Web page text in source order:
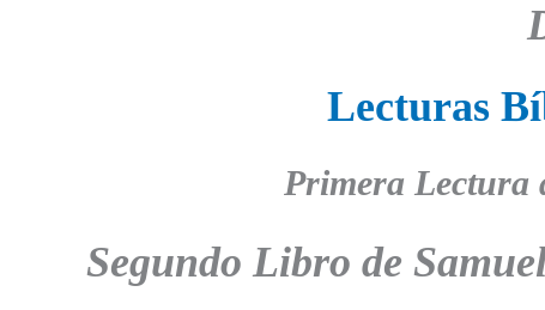
Lecturas
Primera Lectura
Segundo Libro de